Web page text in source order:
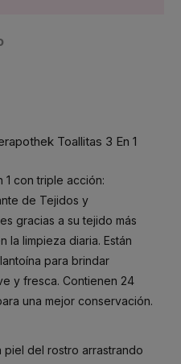
Toallitas 3 En 1
1 con triple acción:
de Tejidos y
gracias a su tejido más
la limpieza diaria. Están
para brindar
y fresca. Contienen 24
una mejor conservación.
piel del rostro arrastrando